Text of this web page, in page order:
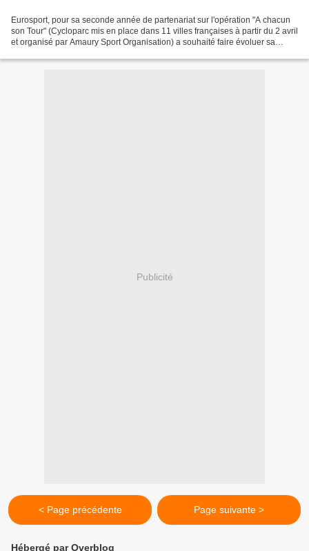
Eurosport, pour sa seconde année de partenariat sur l'opération "A chacun
son Tour" (Cycloparc mis en place dans 11 villes françaises à partir du 2 avril
et organisé par Amaury Sport Organisation) a souhaité faire évoluer sa
Publicité
< Page précédente Page suivante >
Hébergé par Overblog